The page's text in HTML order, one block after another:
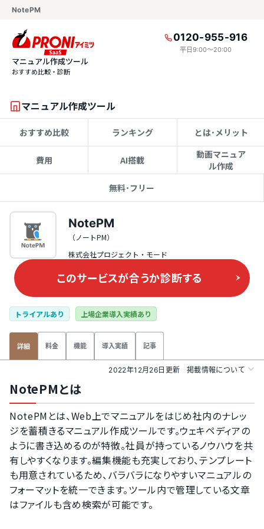
NotePM
0120-955-916
平日9:00〜20:00
マニュアル作成ツール
おすすめ比較・診断
マニュアル作成ツール
おすすめ比較 ランキング とは･メリット
費用 AI搭載
動画マニュア
ル作成
無料･フリー
NotePM
（ノートPM）
株式会社プロジェクト・モード
このサービスが合うか診断する
トライアルあり 上場企業導入実績あり
詳細 料金 機能 導入実績 記事
2022年12月26日更新 掲載情報について
NotePMとは
NotePMとは、Web上でマニュアルをはじめ社内のナレッ
ジを蓄積きるマニュアル作成ツールです。ウェキペディアの
ように書き込めるのが特徴。社員が持っているノウハウを共
有しやすくなります。編集機能も充実しており、テンプレート
も用意されているため、バラバラになりやすいマニュアルの
フォーマットを統一できます。ツール内で管理している文章
はファイルも含め検索が可能です。